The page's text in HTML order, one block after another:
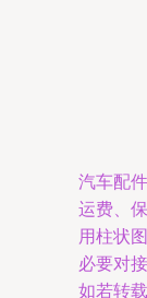
汽车配
运费、
用柱状
必要对
如若转